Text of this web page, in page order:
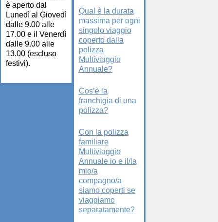
è aperto dal
Lunedì al Giovedì
dalle 9.00 alle
17.00 e il Venerdì
dalle 9.00 alle
13.00 (escluso
festivi).
Qual è la durata
massima per ogni
singolo viaggio
coperto dalla
polizza
Multiviaggio
Annuale?
Cos’è la
franchigia di una
polizza?
Con la polizza
familiare
Multiviaggio
Annuale io e il/la
mio/a
compagno/a
siamo coperti se
viaggiamo
separatamente?